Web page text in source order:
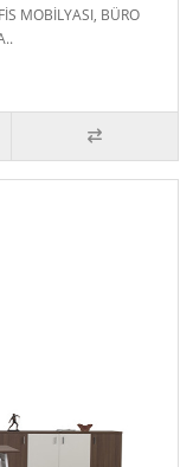
MOBİLYASI, BÜRO